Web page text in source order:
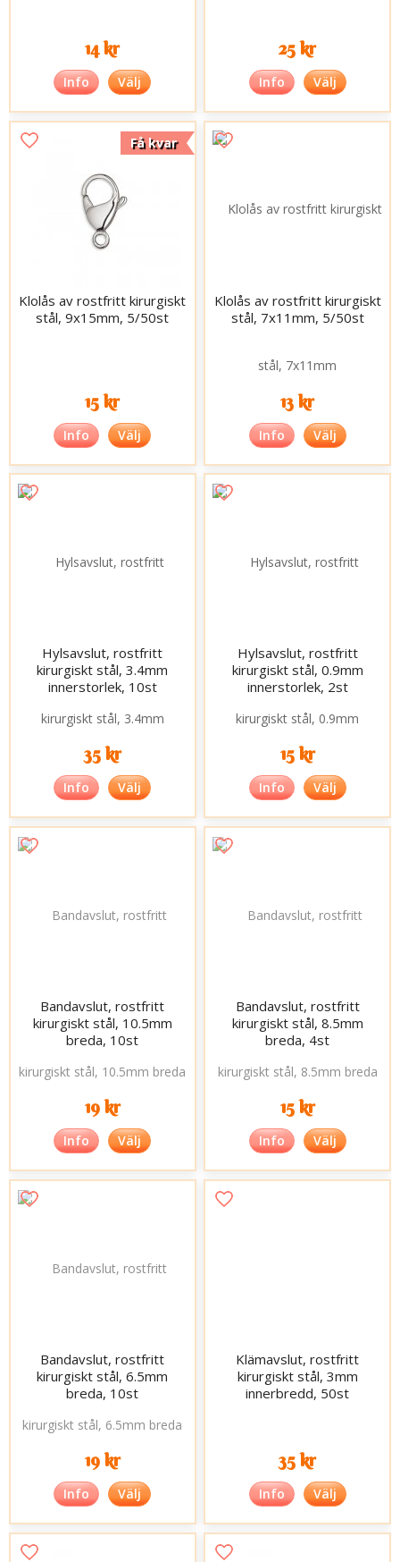
14 kr
Info Välj
25 kr
Info Välj
Få kvar
Klolås av rostfritt kirurgiskt
stål, 9x15mm, 5/50st
15 kr
Info Välj
Klolås av rostfritt kirurgiskt
stål, 7x11mm, 5/50st
13 kr
Info Välj
Hylsavslut, rostfritt
kirurgiskt stål, 3.4mm
innerstorlek, 10st
35 kr
Info Välj
Hylsavslut, rostfritt
kirurgiskt stål, 0.9mm
innerstorlek, 2st
15 kr
Info Välj
Bandavslut, rostfritt
kirurgiskt stål, 10.5mm
breda, 10st
19 kr
Info Välj
Bandavslut, rostfritt
kirurgiskt stål, 8.5mm
breda, 4st
15 kr
Info Välj
Bandavslut, rostfritt
kirurgiskt stål, 6.5mm
breda, 10st
19 kr
Info Välj
Klämavslut, rostfritt
kirurgiskt stål, 3mm
innerbredd, 50st
35 kr
Info Välj